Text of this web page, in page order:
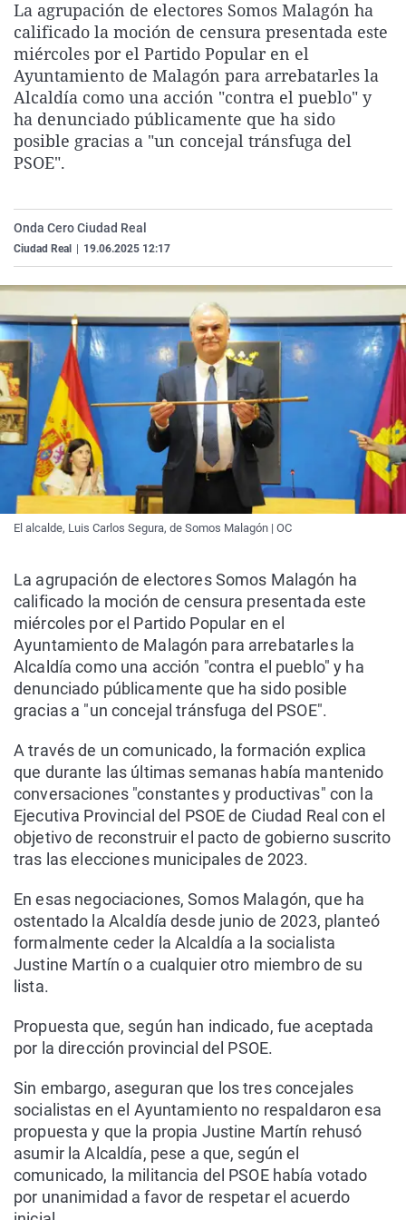
La rosa de los vientos
Gente viajera
Como el perro y el
Caso
Retornados
Equipo de
Operación Viuda
Extremadura
Galicia
La Rioja
Navarra
País Vasco
Virales
Televisión
Elecciones
La agrupación de electores Somos Malagón ha
calificado la moción de censura presentada este
miércoles por el Partido Popular en el
Ayuntamiento de Malagón para arrebatarles la
Alcaldía como una acción "contra el pueblo" y
ha denunciado públicamente que ha sido
posible gracias a "un concejal tránsfuga del
PSOE".
Onda Cero Ciudad Real
Ciudad Real 19.06.2025 12:17
El alcalde, Luis Carlos Segura, de Somos Malagón | OC
La agrupación de electores Somos Malagón ha
calificado la moción de censura presentada este
miércoles por el Partido Popular en el
Ayuntamiento de Malagón para arrebatarles la
Alcaldía como una acción "contra el pueblo" y ha
denunciado públicamente que ha sido posible
gracias a "un concejal tránsfuga del PSOE".
A través de un comunicado, la formación explica
que durante las últimas semanas había mantenido
conversaciones "constantes y productivas" con la
Ejecutiva Provincial del PSOE de Ciudad Real con el
objetivo de reconstruir el pacto de gobierno suscrito
tras las elecciones municipales de 2023.
En esas negociaciones, Somos Malagón, que ha
ostentado la Alcaldía desde junio de 2023, planteó
formalmente ceder la Alcaldía a la socialista
Justine Martín o a cualquier otro miembro de su
lista.
Propuesta que, según han indicado, fue aceptada
por la dirección provincial del PSOE.
Sin embargo, aseguran que los tres concejales
socialistas en el Ayuntamiento no respaldaron esa
propuesta y que la propia Justine Martín rehusó
asumir la Alcaldía, pese a que, según el
comunicado, la militancia del PSOE había votado
por unanimidad a favor de respetar el acuerdo